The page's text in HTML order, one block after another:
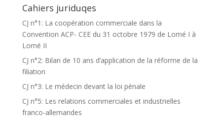
Cahiers juriduqes
CJ n°1: La coopération commerciale dans la
Convention ACP- CEE du 31 octobre 1979 de Lomé I à
Lomé II
CJ n°2: Bilan de 10 ans d’application de la réforme de la
filiation
CJ n°3: Le médecin devant la loi pénale
CJ n°5: Les relations commerciales et industrielles
franco-allemandes